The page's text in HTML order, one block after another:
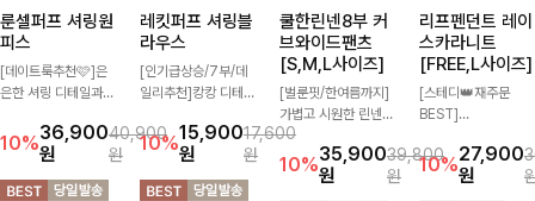
룬셀퍼프 셔링원
피스
[데이트룩추천🩷]은
은한 셔링 디테일과
사랑스러운 무드를 완
성해주는 원피스🤍
허리 스모크 밴딩이
10%36,900
원
40,900
원
레킷퍼프 셔링블
라우스
[인기급상승/7부/데
일리추천]캉캉 디테일
풍성한 실루엣을 완성
해주는 블라우스 🤍
가볍게 퍼지는 핏으로
10%15,900
원
17,600
원
쿨한린넨8부 커
브와이드팬츠
[S,M,L사이즈]
[벌룬핏/한여름까지]
가볍고 시원한 린넨
혼방 소재로 한여름까
지 쾌적하게 즐기기
좋은 8부 커브 와이드
10%35,900
원
39,800
원
리프펜던트 레이
스카라니트
[FREE,L사이즈]
[스테디👑재주문
BEST]
카라 니트에 펜던트
포인트까지 톡-톡 얼
10%27,900
원